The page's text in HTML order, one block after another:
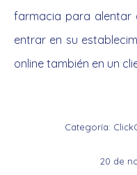
farmacia para alentar
entrar en su
online también en un
Categoría:
20 de